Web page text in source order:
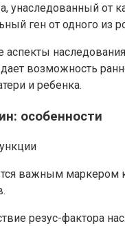
унаследованный от
ген от одного из
возможность
и ребенка.
особенности
важным маркером
резус-фактора